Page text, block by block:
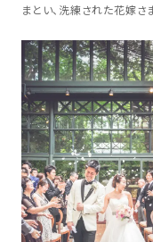
まとい、洗練された花嫁さ